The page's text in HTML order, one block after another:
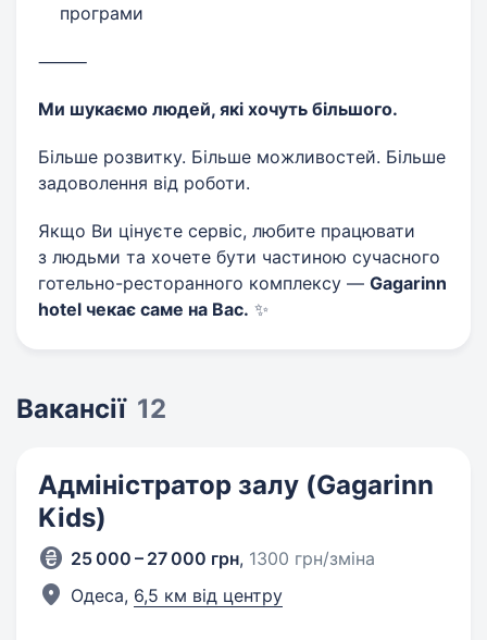
програми
⸻
Ми шукаємо людей, які хочуть більшого.
Більше розвитку. Більше можливостей. Більше
задоволення від роботи.
Якщо Ви цінуєте сервіс, любите працювати
з людьми та хочете бути частиною сучасного
готельно-ресторанного комплексу — Gagarinn
hotel чекає саме на Вас. ✨
Вакансії 12
Адміністратор залу (Gagarinn
Kids)
25 000 – 27 000 грн, 1300 грн/зміна
Одеса, 6,5 км від центру